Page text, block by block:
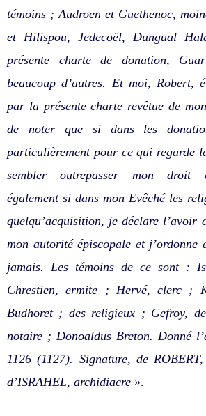
témoins ; Audroen et Guethenoc,
et Hilispou, Jedecoël, Dungual
présente charte de donation,
beaucoup d’autres. Et moi, Robert,
par la présente charte revêtue de
de noter que si dans les
particulièrement pour ce qui regarde
sembler outrepasser mon droit
également si dans mon Evêché les
quelqu’acquisition, je déclare l’avoir
mon autorité épiscopale et j’ordonne
jamais. Les témoins de ce sont :
Chrestien, ermite ; Hervé, clerc ;
Budhoret ; des religieux ; Gefroy,
notaire ; Donoaldus Breton. Donné
1126 (1127). Signature, de
d’ISRAHEL, archidiacre ».